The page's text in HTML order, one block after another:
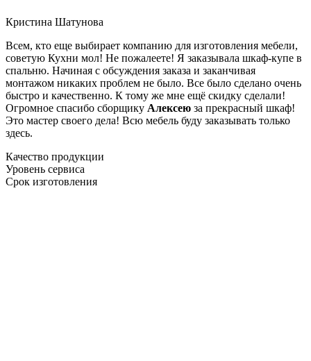
Кристина Шатунова
Всем, кто еще выбирает компанию для изготовления мебели,
советую Кухни мол! Не пожалеете! Я заказывала шкаф-купе в
спальню. Начиная с обсуждения заказа и заканчивая
монтажом никаких проблем не было. Все было сделано очень
быстро и качественно. К тому же мне ещё скидку сделали!
Огромное спасибо сборщику Алексею за прекрасный шкаф!
Это мастер своего дела! Всю мебель буду заказывать только
здесь.
Качество продукции
Уровень сервиса
Срок изготовления